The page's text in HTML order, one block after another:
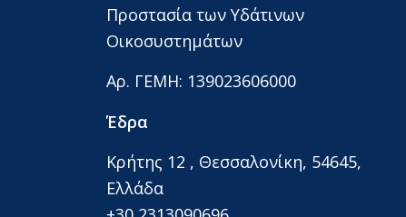
Προστασία των Υδάτινων
Οικοσυστημάτων
Αρ. ΓΕΜΗ: 139023606000
Έδρα
Κρήτης 12 , Θεσσαλονίκη, 54645,
Ελλάδα